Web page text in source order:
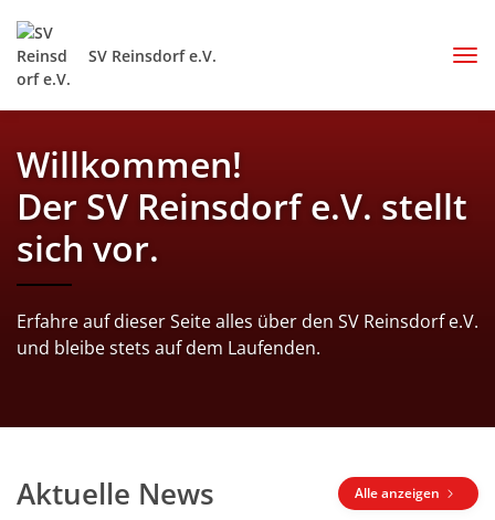
SV Reinsdorf e.V.
Willkommen!
Der SV Reinsdorf e.V. stellt
sich vor.
Erfahre auf dieser Seite alles über den SV Reinsdorf e.V.
und bleibe stets auf dem Laufenden.
Aktuelle News Alle anzeigen